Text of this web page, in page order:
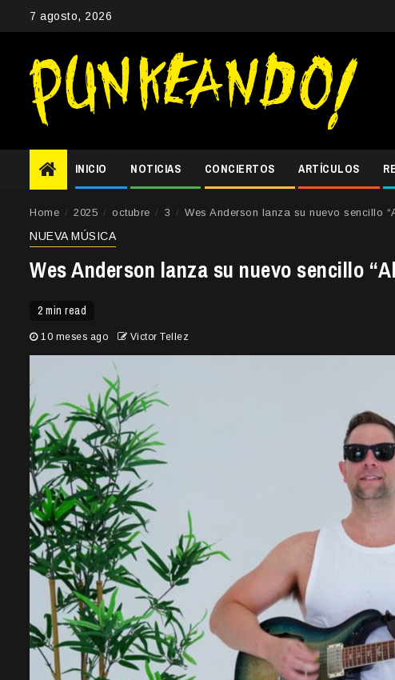
7 agosto, 2026
INICIO NOTICIAS CONCIERTOS ARTÍCULOS
Home 2025 octubre 3 Wes Anderson lanza su nuevo sencillo
NUEVA MÚSICA
Wes Anderson lanza su nuevo sencillo
2 min read
10 meses ago Victor Tellez